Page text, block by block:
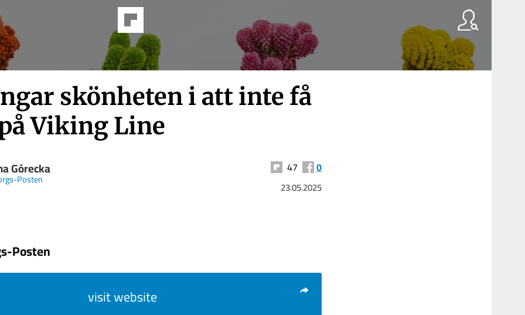
skönheten i att inte få
Viking Line
Górecka
Posten
47 0
23.05.2025
Posten
visit website